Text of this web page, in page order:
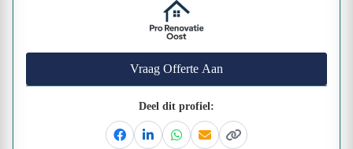
Vraag Offerte Aan
Deel dit profiel:
FacebookLinkedinWhatsapp
EmailKopieer link